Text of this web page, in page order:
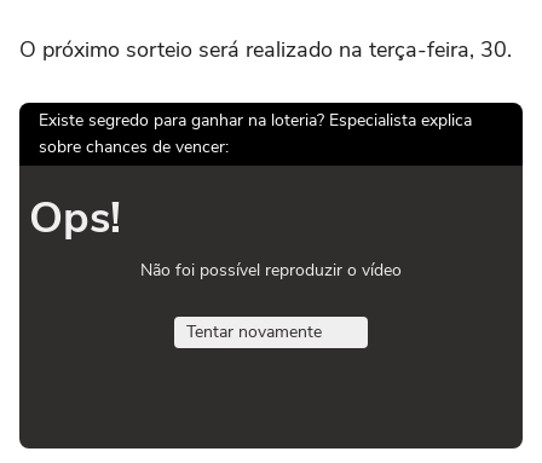
O próximo sorteio será realizado na terça-feira, 30.
Existe segredo para ganhar na loteria? Especialista explica
sobre chances de vencer:
Ops!
Não foi possível reproduzir o vídeo
Tentar novamente